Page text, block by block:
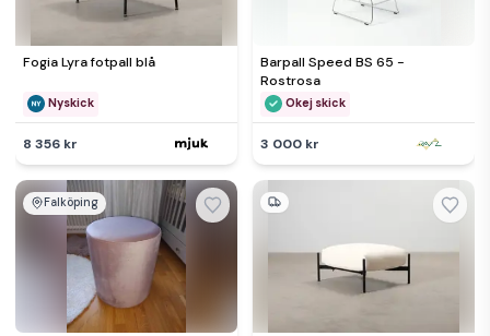
Fogia Lyra fotpall blå
Nyskick
8 356 kr
Barpall Speed BS 65 -
Rostrosa
Okej skick
3 000 kr
Falköping